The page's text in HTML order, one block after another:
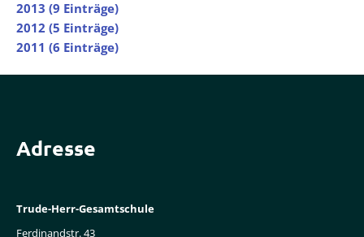
2013 (9 Einträge)
2012 (5 Einträge)
2011 (6 Einträge)
Adresse
Trude-Herr-Gesamtschule
Ferdinandstr. 43